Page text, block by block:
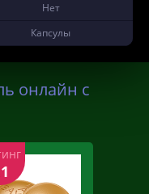
Нет
Капсулы
онлайн с